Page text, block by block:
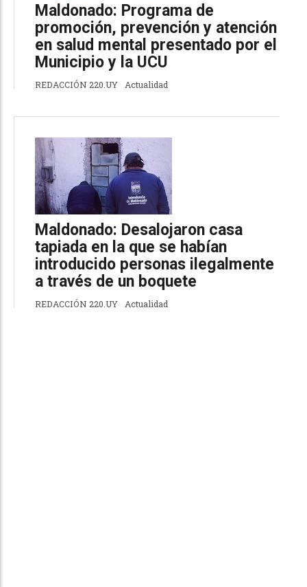
Maldonado: Programa de
promoción, prevención y atención
en salud mental presentado por el
Municipio y la UCU
REDACCIÓN 220.UY Actualidad
Maldonado: Desalojaron casa
tapiada en la que se habían
introducido personas ilegalmente
a través de un boquete
REDACCIÓN 220.UY Actualidad